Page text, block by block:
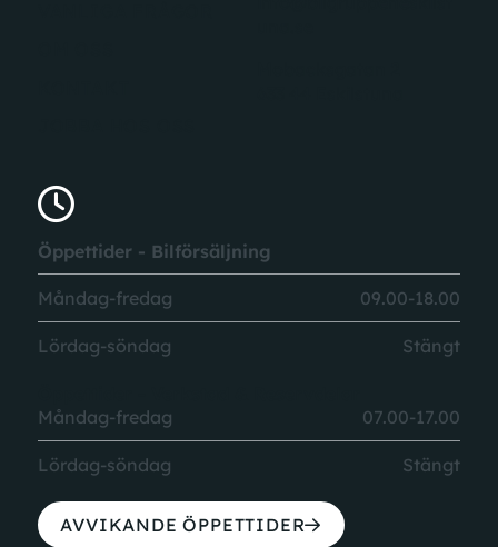
Öppettider - Bilförsäljning
Måndag-fredag 09.00-18.00
Lördag-söndag Stängt
Måndag-fredag
07.00-17.00
Lördag-söndag Stängt
AVVIKANDE ÖPPETTIDER